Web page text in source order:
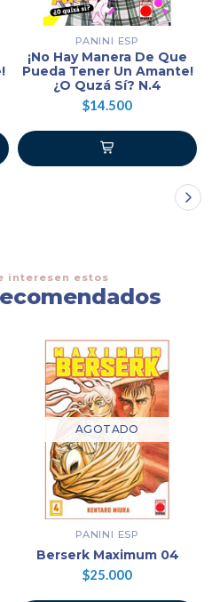
PANINI ESP
¡No Hay Manera De Que
Pueda Tener Un Amante!
¿O Quzá Sí? N.4
$14.500
interesen estos
AGOTADO
PANINI ESP
Berserk Maximum 04
$25.000